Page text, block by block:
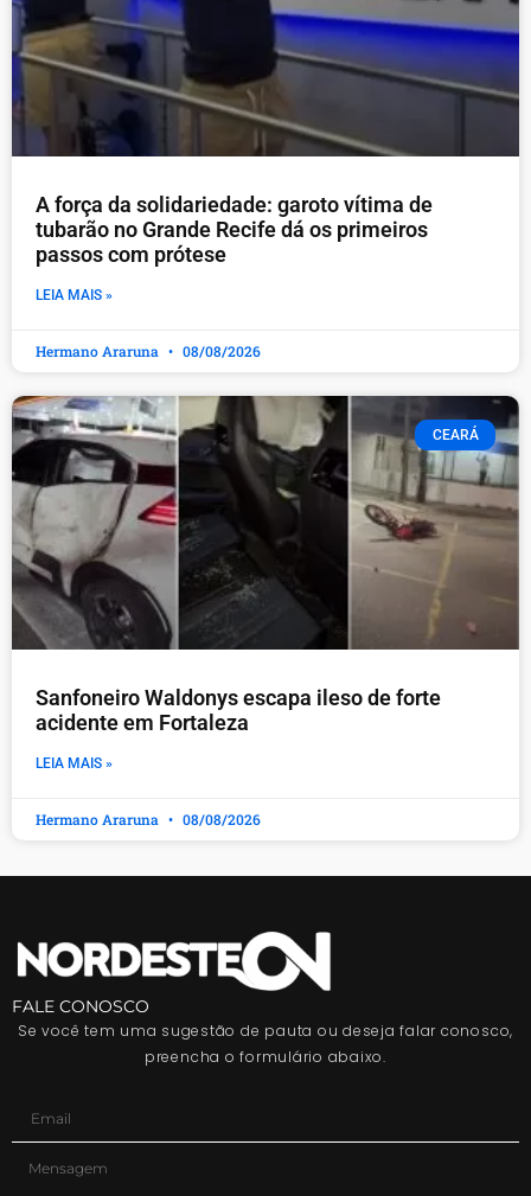
A força da solidariedade: garoto vítima de
tubarão no Grande Recife dá os primeiros
passos com prótese
LEIA MAIS »
Hermano Araruna 08/08/2026
CEARÁ
Sanfoneiro Waldonys escapa ileso de forte
acidente em Fortaleza
LEIA MAIS »
Hermano Araruna 08/08/2026
FALE CONOSCO
Se você tem uma sugestão de pauta ou deseja falar conosco,
preencha o formulário abaixo.